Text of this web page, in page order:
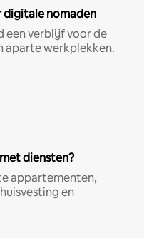
digitale nomaden
een verblijf voor de
aparte werkplekken.
diensten?
appartementen,
en